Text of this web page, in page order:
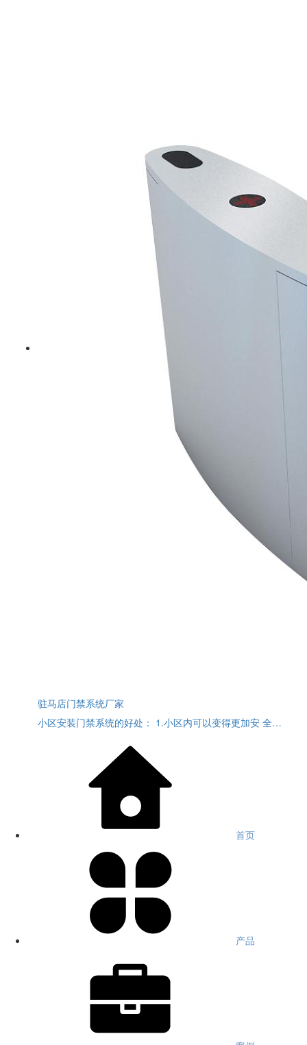
驻马店门禁系统厂家
小区安装门禁系统的好处： 1.小区内可以变得更加安 全…
首页
产品